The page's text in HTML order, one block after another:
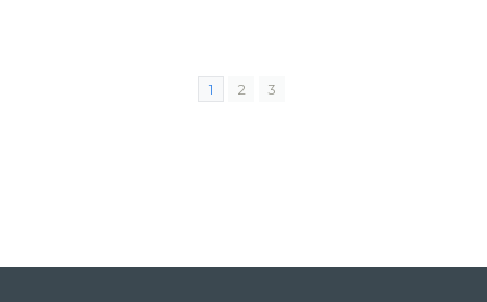
1 2 3